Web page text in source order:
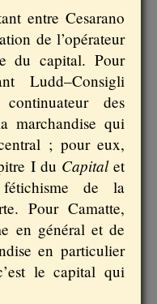
entre Cesarano
de l’opérateur
du capital. Pour
Ludd–Consigli
des
marchandise qui
; pour eux,
I du Capitalet
de la
Pour Camatte,
en général et de
en particulier
le capital qui